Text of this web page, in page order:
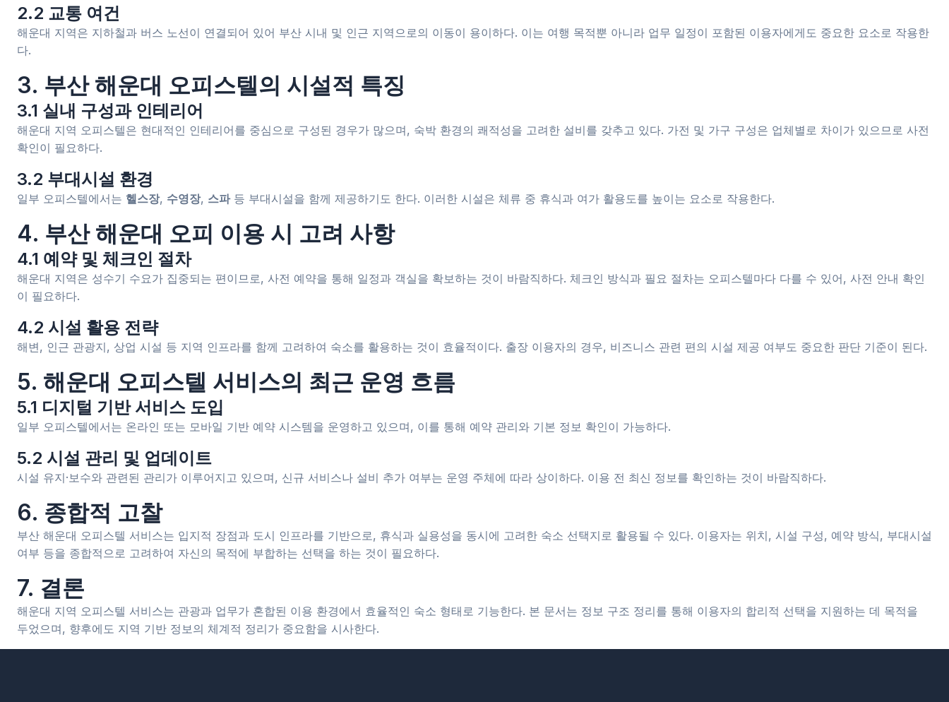
2.2 교통 여건
해운대 지역은 지하철과 버스 노선이 연결되어 있어 부산 시내 및 인근 지역으로의 이동이 용이하다. 이는 여행 목적뿐 아니라 업무 일정이 포함된 이용자에게도 중요한 요소로 작용한
다.
3. 부산 해운대 오피스텔의 시설적 특징
3.1 실내 구성과 인테리어
해운대 지역 오피스텔은 현대적인 인테리어를 중심으로 구성된 경우가 많으며, 숙박 환경의 쾌적성을 고려한 설비를 갖추고 있다. 가전 및 가구 구성은 업체별로 차이가 있으므로 사전
확인이 필요하다.
3.2 부대시설 환경
일부 오피스텔에서는 헬스장, 수영장, 스파등 부대시설을 함께 제공하기도 한다. 이러한 시설은 체류 중 휴식과 여가 활용도를 높이는 요소로 작용한다.
4. 부산 해운대 오피 이용 시 고려 사항
4.1 예약 및 체크인 절차
해운대 지역은 성수기 수요가 집중되는 편이므로, 사전 예약을 통해 일정과 객실을 확보하는 것이 바람직하다. 체크인 방식과 필요 절차는 오피스텔마다 다를 수 있어, 사전 안내 확인
이 필요하다.
4.2 시설 활용 전략
해변, 인근 관광지, 상업 시설 등 지역 인프라를 함께 고려하여 숙소를 활용하는 것이 효율적이다. 출장 이용자의 경우, 비즈니스 관련 편의 시설 제공 여부도 중요한 판단 기준이 된다.
5. 해운대 오피스텔 서비스의 최근 운영 흐름
5.1 디지털 기반 서비스 도입
일부 오피스텔에서는 온라인 또는 모바일 기반 예약 시스템을 운영하고 있으며, 이를 통해 예약 관리와 기본 정보 확인이 가능하다.
5.2 시설 관리 및 업데이트
시설 유지·보수와 관련된 관리가 이루어지고 있으며, 신규 서비스나 설비 추가 여부는 운영 주체에 따라 상이하다. 이용 전 최신 정보를 확인하는 것이 바람직하다.
6. 종합적 고찰
부산 해운대 오피스텔 서비스는 입지적 장점과 도시 인프라를 기반으로, 휴식과 실용성을 동시에 고려한 숙소 선택지로 활용될 수 있다. 이용자는 위치, 시설 구성, 예약 방식, 부대시설
여부 등을 종합적으로 고려하여 자신의 목적에 부합하는 선택을 하는 것이 필요하다.
7. 결론
해운대 지역 오피스텔 서비스는 관광과 업무가 혼합된 이용 환경에서 효율적인 숙소 형태로 기능한다. 본 문서는 정보 구조 정리를 통해 이용자의 합리적 선택을 지원하는 데 목적을
두었으며, 향후에도 지역 기반 정보의 체계적 정리가 중요함을 시사한다.